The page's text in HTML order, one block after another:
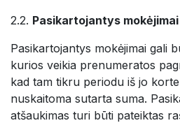
2.2. Pasikartojantys
Pasikartojantys mokėjimai gali
kurios veikia prenumeratos
kad tam tikru periodu iš jo
nuskaitoma sutarta suma.
atšaukimas turi būti pateiktas